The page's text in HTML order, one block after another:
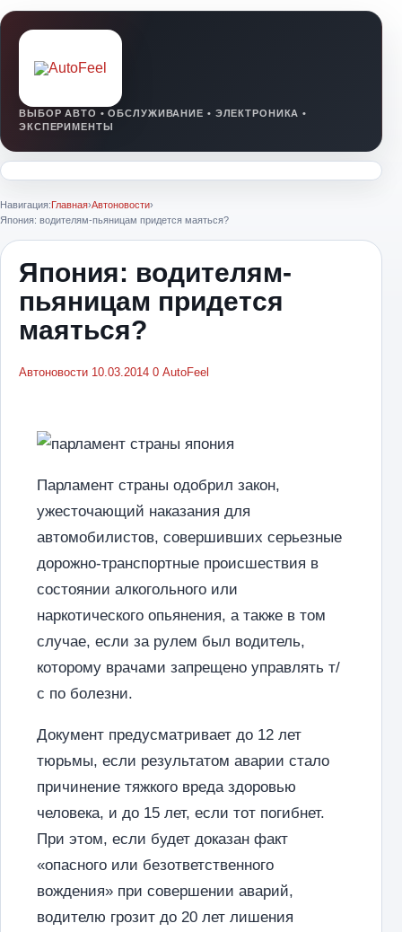
Навигация:Главная›Автоновости›
Япония: водителям-пьяницам придется маяться?
Япония: водителям-
пьяницам придется
маяться?
Автоновости 10.03.2014 0 AutoFeel
Парламент страны одобрил закон,
ужесточающий наказания для
автомобилистов, совершивших серьезные
дорожно-транспортные происшествия в
состоянии алкогольного или
наркотического опьянения, а также в том
случае, если за рулем был водитель,
которому врачами запрещено управлять т/
с по болезни.
Документ предусматривает до 12 лет
тюрьмы, если результатом аварии стало
причинение тяжкого вреда здоровью
человека, и до 15 лет, если тот погибнет.
При этом, если будет доказан факт
«опасного или безответственного
вождения» при совершении аварий,
водителю грозит до 20 лет лишения